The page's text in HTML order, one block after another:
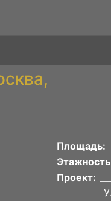
Площадь:
Проект: